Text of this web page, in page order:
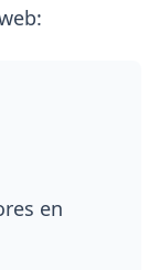
en